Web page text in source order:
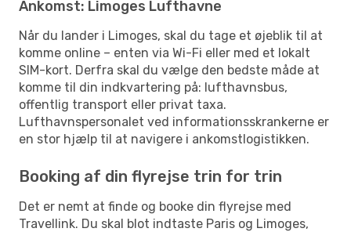
Ankomst: Limoges Lufthavne
Når du lander i Limoges, skal du tage et øjeblik til at
komme online – enten via Wi-Fi eller med et lokalt
SIM-kort. Derfra skal du vælge den bedste måde at
komme til din indkvartering på: lufthavnsbus,
offentlig transport eller privat taxa.
Lufthavnspersonalet ved informationsskrankerne er
en stor hjælp til at navigere i ankomstlogistikken.
Booking af din flyrejse trin for trin
Det er nemt at finde og booke din flyrejse med
Travellink. Du skal blot indtaste Paris og Limoges,